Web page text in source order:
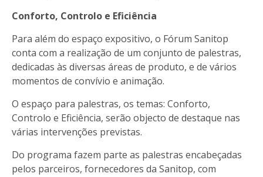
Conforto, Controlo e Eficiência
Para além do espaço expositivo, o Fórum Sanitop
conta com a realização de um conjunto de palestras,
dedicadas às diversas áreas de produto, e de vários
momentos de convívio e animação.
O espaço para palestras, os temas: Conforto,
Controlo e Eficiência, serão objecto de destaque nas
várias intervenções previstas.
Do programa fazem parte as palestras encabeçadas
pelos parceiros, fornecedores da Sanitop, com